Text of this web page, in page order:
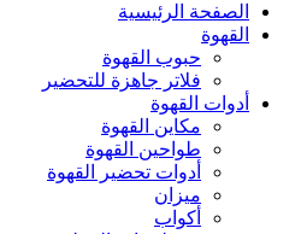
الصفحة الرئيسية
القهوة
حبوب القهوة
فلاتر جاهزة للتحضير
أدوات القهوة
مكاين القهوة
طواحين القهوة
أدوات تحضير القهوة
ميزان
أكواب